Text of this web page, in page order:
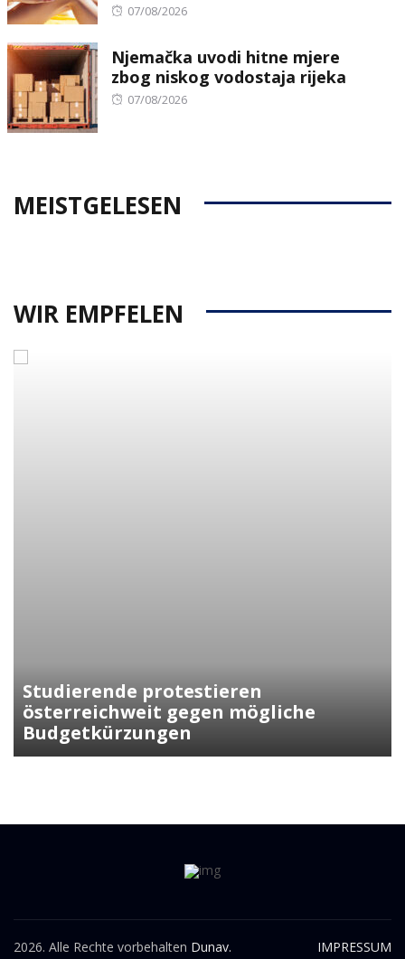
Posted
07/08/2026
Njemačka uvodi hitne mjere
zbog niskog vodostaja rijeka
Posted
07/08/2026
MEISTGELESEN
WIR EMPFELEN
Kunasek fordert strengere Regeln
für die Verleihung der
Staatsbürgerschaft
2026. Alle Rechte vorbehalten Dunav. IMPRESSUM